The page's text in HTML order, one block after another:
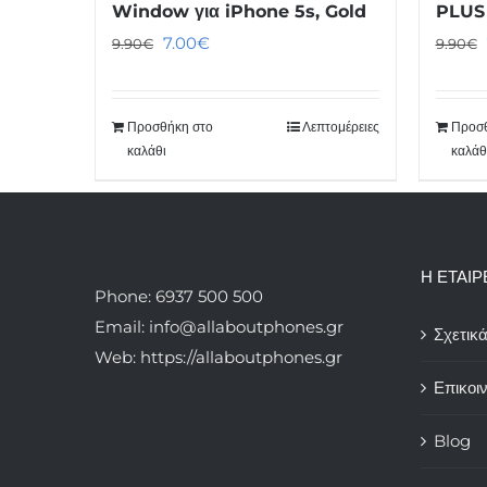
Window για iPhone 5s, Gold
9.90€ Original
9.90€.
7.00€Η
είναι:
Προσθήκη στο
καλάθι
Λεπτομέρειες
9.90€
Phone: 6937 500 500
Email: info@allaboutphones.gr
Web: https://allaboutphones.gr
Η
Blog